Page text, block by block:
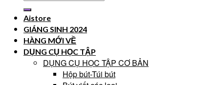
Aistore
GIÁNG SINH 2024
HÀNG MỚI VỀ
DỤNG CỤ HỌC TẬP
DỤNG CỤ HỌC TẬP CƠ BẢN
Hộp bút-Túi bút